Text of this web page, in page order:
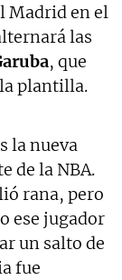
Madrid en el
las
, que
plantilla.
la nueva
de la NBA.
rana, pero
ese jugador
un salto de
fue